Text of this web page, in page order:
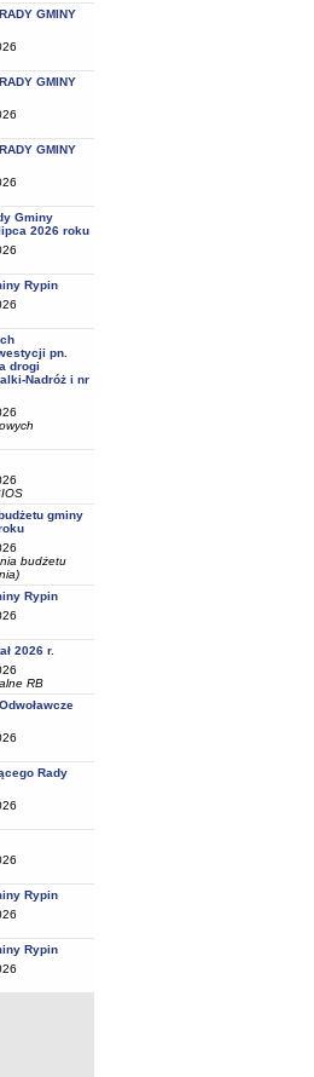
GMINY
GMINY
GMINY
Gminy
2026 roku
Rypin
pn.
drogi
Nadróż i nr
gminy
budżetu
Rypin
2026 r.
RB
Rady
Rypin
Rypin